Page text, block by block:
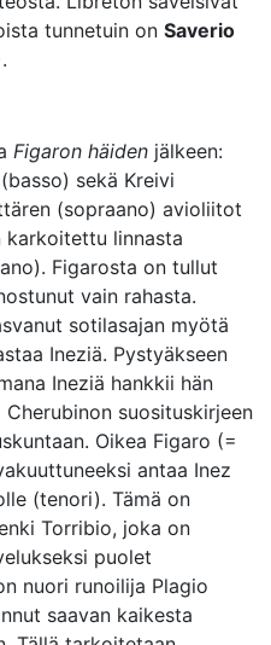
tunnetuin on Saverio
Figaron häiden jälkeen:
sekä Kreivi
(sopraano) avioliitot
karkoitettu linnasta
Figarosta on tullut
vain rahasta.
sotilasajan myötä
Ineziä. Pystyäkseen
Ineziä hankkii hän
suosituskirjeen
Oikea Figaro (=
antaa Inez
(tenori). Tämä on
Torribio, joka on
puolet
nuori runoilija Plagio
saavan kaikesta